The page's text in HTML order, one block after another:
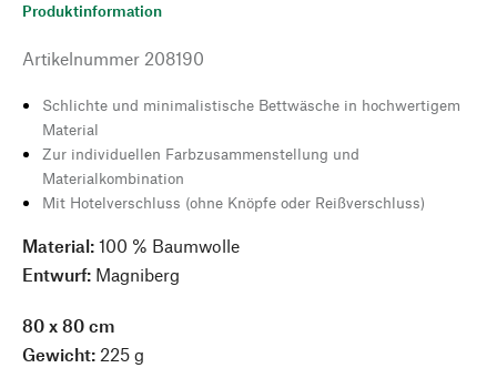
Produktinformation
Artikelnummer 208190
Schlichte und minimalistische Bettwäsche in hochwertigem
Material
Zur individuellen Farbzusammenstellung und
Materialkombination
Mit Hotelverschluss (ohne Knöpfe oder Reißverschluss)
Material: 100 % Baumwolle
Entwurf: Magniberg
80 x 80 cm
Gewicht: 225 g